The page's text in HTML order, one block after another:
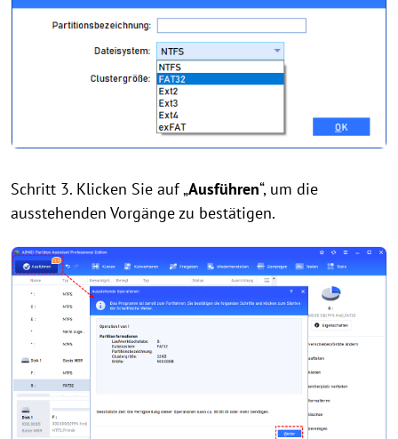
Schritt 3. Klicken Sie auf „Ausführen“, um die
ausstehenden Vorgänge zu bestätigen.